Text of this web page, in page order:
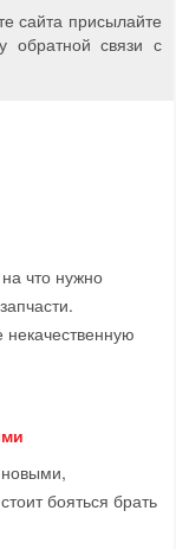
сайта присылайте
обратной связи с
что нужно
новыми,
бояться брать